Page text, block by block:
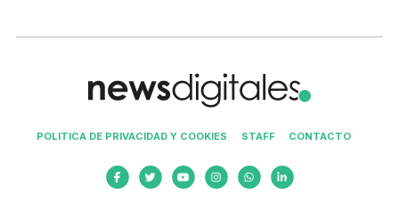
POLITICA DE PRIVACIDAD Y COOKIES STAFF CONTACTO